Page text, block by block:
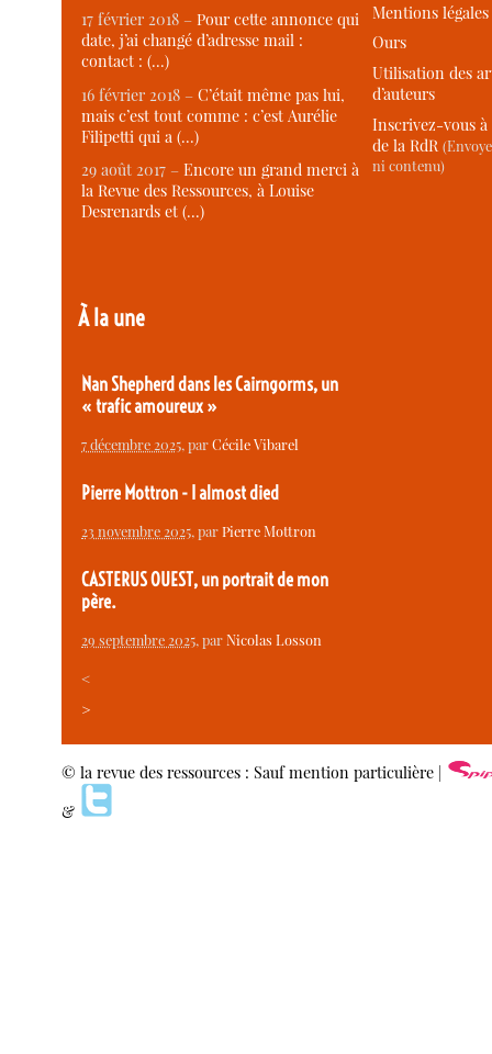
17 février 2018 –Pour cette annonce qui
date, j’ai changé d’adresse mail :
contact : (…)
16 février 2018 –C’était même pas lui,
mais c’est tout comme : c’est Aurélie
Filipetti qui a (…)
29 août 2017 –Encore un grand merci à
la Revue des Ressources, à Louise
Desrenards et (…)
À la une
Nan Shepherd dans les Cairngorms, un
« trafic amoureux »
7 décembre 2025, parCécile Vibarel
Pierre Mottron - I almost died
23 novembre 2025, parPierre Mottron
CASTERUS OUEST, un portrait de mon
père.
29 septembre 2025, parNicolas Losson
<
>
Mentions légales
Ours
Utilisation des
d’auteurs
Inscrivez-vous
de la RdR
ni contenu)
© la revue des ressources : Sauf mention particulière |
&